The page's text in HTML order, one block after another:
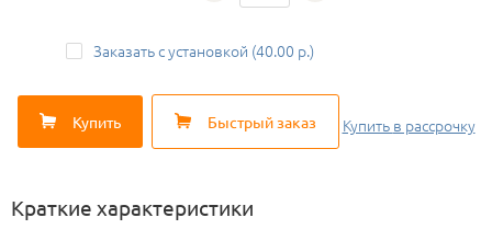
Заказать с установкой (40.00 р.)
Купить Быстрый заказ Купить в рассрочку
Краткие характеристики